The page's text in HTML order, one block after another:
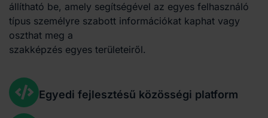
állítható be, amely segítségével az egyes felhasználó
típus személyre szabott információkat kaphat vagy
oszthat meg a
szakképzés egyes területeiről.
Egyedi fejlesztésű közösségi platform